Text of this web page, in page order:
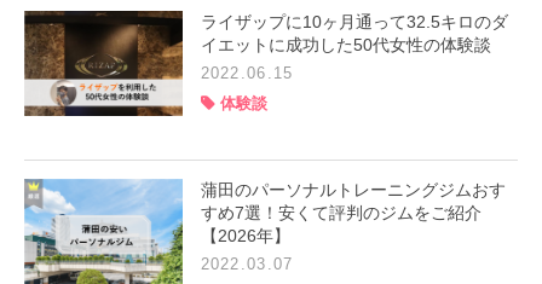
ライザップに10ヶ月通って32.5キロのダ
イエットに成功した50代女性の体験談
2022.06.15
体験談
蒲田のパーソナルトレーニングジムおす
すめ7選！安くて評判のジムをご紹介
【2026年】
2022.03.07